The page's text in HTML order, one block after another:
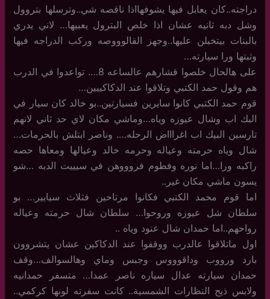
دراجته..كان يعابل فيها يشوفهااذا ناقصه شي..وترسلها بتروول
وشل دبه ثانيه عشان اذا خلص البترول يعبيها… لاني يدري
بالبنات بيتخبلن عليها..وجهز القالوووصه وركب الدراجه فيها
وثبتها ورا سيارته…
على هالحال خلصوا قشارهم عالساعه 8…. تواعدوا في الدرب
هم وقول حمد الكتبي وتلاقوا عند الدكاكييين…
قوم حمد الكتبي كانوا سايرين فسيارتين..بو خالد كان سيار في
البك اب وشال عيوزه وياه…وماشي مكان لاي حد ثاني لانهم
تارسين البيك اب اغراااض الرحله…. وناصر ابتلش بالحرمات…
شال وياه حرمته وعياله وحرمه خالد وعيالها ومعاها حصه
راكبه ورا…اما نوره وفطوم فروووهن في سيييت الدبه …شو
يسون ماشي مكان غير..
اما قوم محمد الكتبي فكانوا مرتاحين فثلاث سيايير… بو
سلطان شل عيوزه وروحوا… سلطان شال حرمته وعياله
رواحهم..اما حمدان شال عنود وياه ..
اول ماتلاقوا عالدرب ووقفوا عند الدكاكين عشان يتشروون
بارد ورووب وداقوووس وجبس وماي وهالسوالف…وقف
حمدان سيارته عدال سياره ناصر عمدا… متسفر حمدانيه
ولابس ذيج النظارات الشمسية.. كانت سفرته لونها كركمي..